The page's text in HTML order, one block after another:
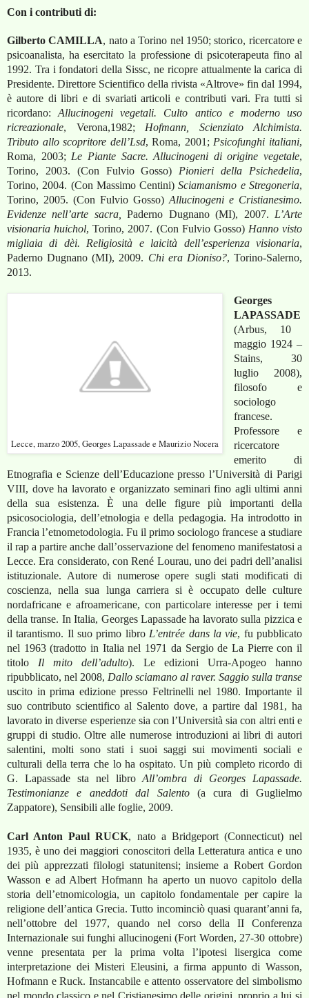
Con i contributi di:
Gilberto CAMILLA, nato a Torino nel 1950; storico, ricercatore e
psicoanalista, ha esercitato la professione di psicoterapeuta fino al
1992. Tra i fondatori della Sissc, ne ricopre attualmente la carica di
Presidente. Direttore Scientifico della rivista «Altrove» fin dal 1994,
è autore di libri e di svariati articoli e contributi vari. Fra tutti si
ricordano:Allucinogeni vegetali. Culto antico e moderno uso
ricreazionale, Verona,1982; Hofmann, Scienziato Alchimista.
Tributo allo scopritore dell’Lsd, Roma, 2001; Psicofunghi italiani,
Roma, 2003; Le Piante Sacre. Allucinogeni di origine vegetale,
Torino, 2003. (Con Fulvio Gosso) Pionieri della Psichedelia,
Torino, 2004. (Con Massimo Centini)Sciamanismo e Stregoneria,
Torino, 2005. (Con Fulvio Gosso) Allucinogeni e Cristianesimo.
Evidenze nell’arte sacra,
Paderno Dugnano (MI), 2007. L’Arte
visionaria huichol, Torino, 2007. (Con Fulvio Gosso) Hanno visto
migliaia di dèi. Religiosità e laicità dell’esperienza visionaria,
Paderno Dugnano (MI), 2009. Chi era Dioniso?, Torino-Salerno,
2013.
Lecce, marzo 2005, Georges Lapassade e Maurizio Nocera
Georges
LAPASSADE
(Arbus, 10
maggio 1924 –
Stains, 30
luglio 2008),
filosofo e
sociologo
francese.
Professore e
ricercatore
emerito di
Etnografia e Scienze dell’Educazione presso l’Università di Parigi
VIII, dove ha lavorato e organizzato seminari fino agli ultimi anni
della sua esistenza. È una delle figure più importanti della
psicosociologia, dell’etnologia e della pedagogia. Ha introdotto in
Francia l’etnometodologia. Fu il primo sociologo francese a studiare
il rap a partire anche dall’osservazione del fenomeno manifestatosi a
Lecce. Era considerato, con René Lourau, uno dei padri dell’analisi
istituzionale. Autore di numerose opere sugli stati modificati di
coscienza, nella sua lunga carriera si è occupato delle culture
nordafricane e afroamericane, con particolare interesse per i temi
della transe. In Italia, Georges Lapassade ha lavorato sulla pizzica e
il tarantismo. Il suo primo libro L’entrée dans la vie, fu pubblicato
nel 1963 (tradotto in Italia nel 1971 da Sergio de La Pierre con il
titolo Il mito dell’adulto). Le edizioni Urra-Apogeo hanno
ripubblicato, nel 2008, Dallo sciamano al raver. Saggio sulla transe
uscito in prima edizione presso Feltrinelli nel 1980. Importante il
suo contributo scientifico al Salento dove, a partire dal 1981, ha
lavorato in diverse esperienze sia con l’Università sia con altri enti e
gruppi di studio. Oltre alle numerose introduzioni ai libri di autori
salentini, molti sono stati i suoi saggi sui movimenti sociali e
culturali della terra che lo ha ospitato. Un più completo ricordo di
G. Lapassade sta nel libroAll’ombra di Georges Lapassade.
Testimonianze e aneddoti dal Salento(a cura di Guglielmo
Zappatore), Sensibili alle foglie, 2009.
Carl Anton Paul RUCK, nato a Bridgeport (Connecticut) nel
1935, è uno dei maggiori conoscitori della Letteratura antica e uno
dei più apprezzati filologi statunitensi; insieme a Robert Gordon
Wasson e ad Albert Hofmann ha aperto un nuovo capitolo della
storia dell’etnomicologia, un capitolo fondamentale per capire la
religione dell’antica Grecia. Tutto incominciò quasi quarant’anni fa,
nell’ottobre del 1977, quando nel corso della II Conferenza
Internazionale sui funghi allucinogeni (Fort Worden, 27-30 ottobre)
venne presentata per la prima volta l’ipotesi lisergica come
interpretazione dei Misteri Eleusini, a firma appunto di Wasson,
Hofmann e Ruck. Instancabile e attento osservatore del simbolismo
nel mondo classico e nel Cristianesimo delle origini, proprio a lui si